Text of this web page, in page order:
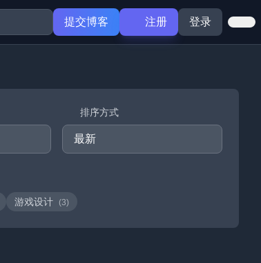
提交博客 注册 登录
排序方式
游戏设计 (3)